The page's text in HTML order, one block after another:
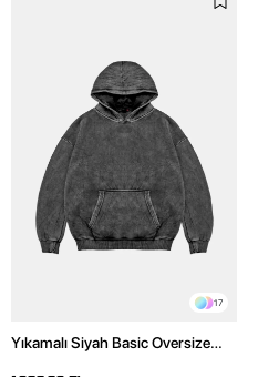
17
Yıkamalı Siyah Basic Oversize